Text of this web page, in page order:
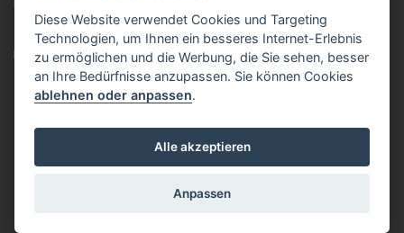
IMPRESSUM
Diese Website verwendet Cookies und Targeting
Technologien, um Ihnen ein besseres Internet-Erlebnis
zu ermöglichen und die Werbung, die Sie sehen, besser
an Ihre Bedürfnisse anzupassen. Sie können Cookies
ablehnen oder anpassen.
Alle akzeptieren
Anpassen